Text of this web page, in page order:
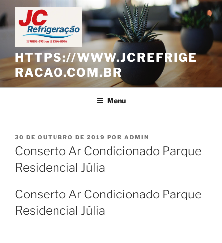
Pular
para
o
conteúdo
HTTPS://WWW.JCREFRIGE
RACAO.COM.BR
Menu
PUBLICADO
EM
30 DE OUTUBRO DE 2019 POR ADMIN
Conserto Ar Condicionado Parque
Residencial Júlia
Conserto Ar Condicionado Parque
Residencial Júlia